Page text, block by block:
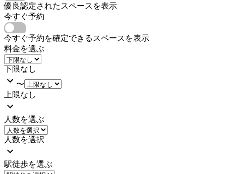
優良認定されたスペースを表示
今すぐ予約
今すぐ予約を確定できるスペースを表示
料金を選ぶ
下限なし
〜
上限なし
人数を選ぶ
人数を選択
駅徒歩を選ぶ